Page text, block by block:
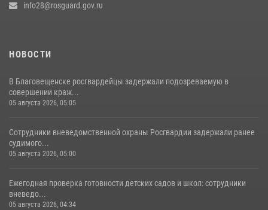
info28@rosguard.gov.ru
НОВОСТИ
В Благовещенске росгвардейцы задержали подозреваемую в
совершении краж...
05 августа 2026, 05:05
Сотрудники вневедомственной охраны Росгвардии задержали ранее
судимого...
05 августа 2026, 05:00
Ежегодная проверка готовности детских садов и школ: сотрудники
вневедо...
05 августа 2026, 04:34